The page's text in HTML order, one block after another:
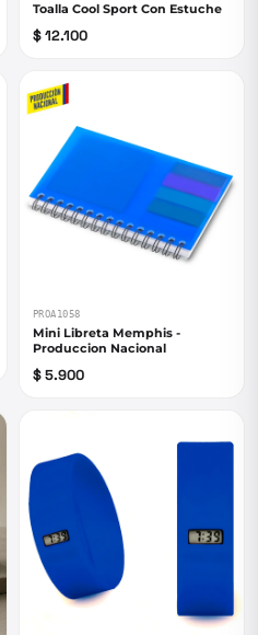
Toalla Cool Sport Con Estuche
$ 12.100
PROA1058
Mini Libreta Memphis -
Produccion Nacional
$ 5.900